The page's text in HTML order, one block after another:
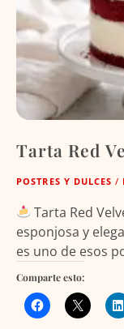
Tarta Red
POSTRES Y DULCES /
Tarta Red
esponjosa y
es uno de esos
Comparte esto: